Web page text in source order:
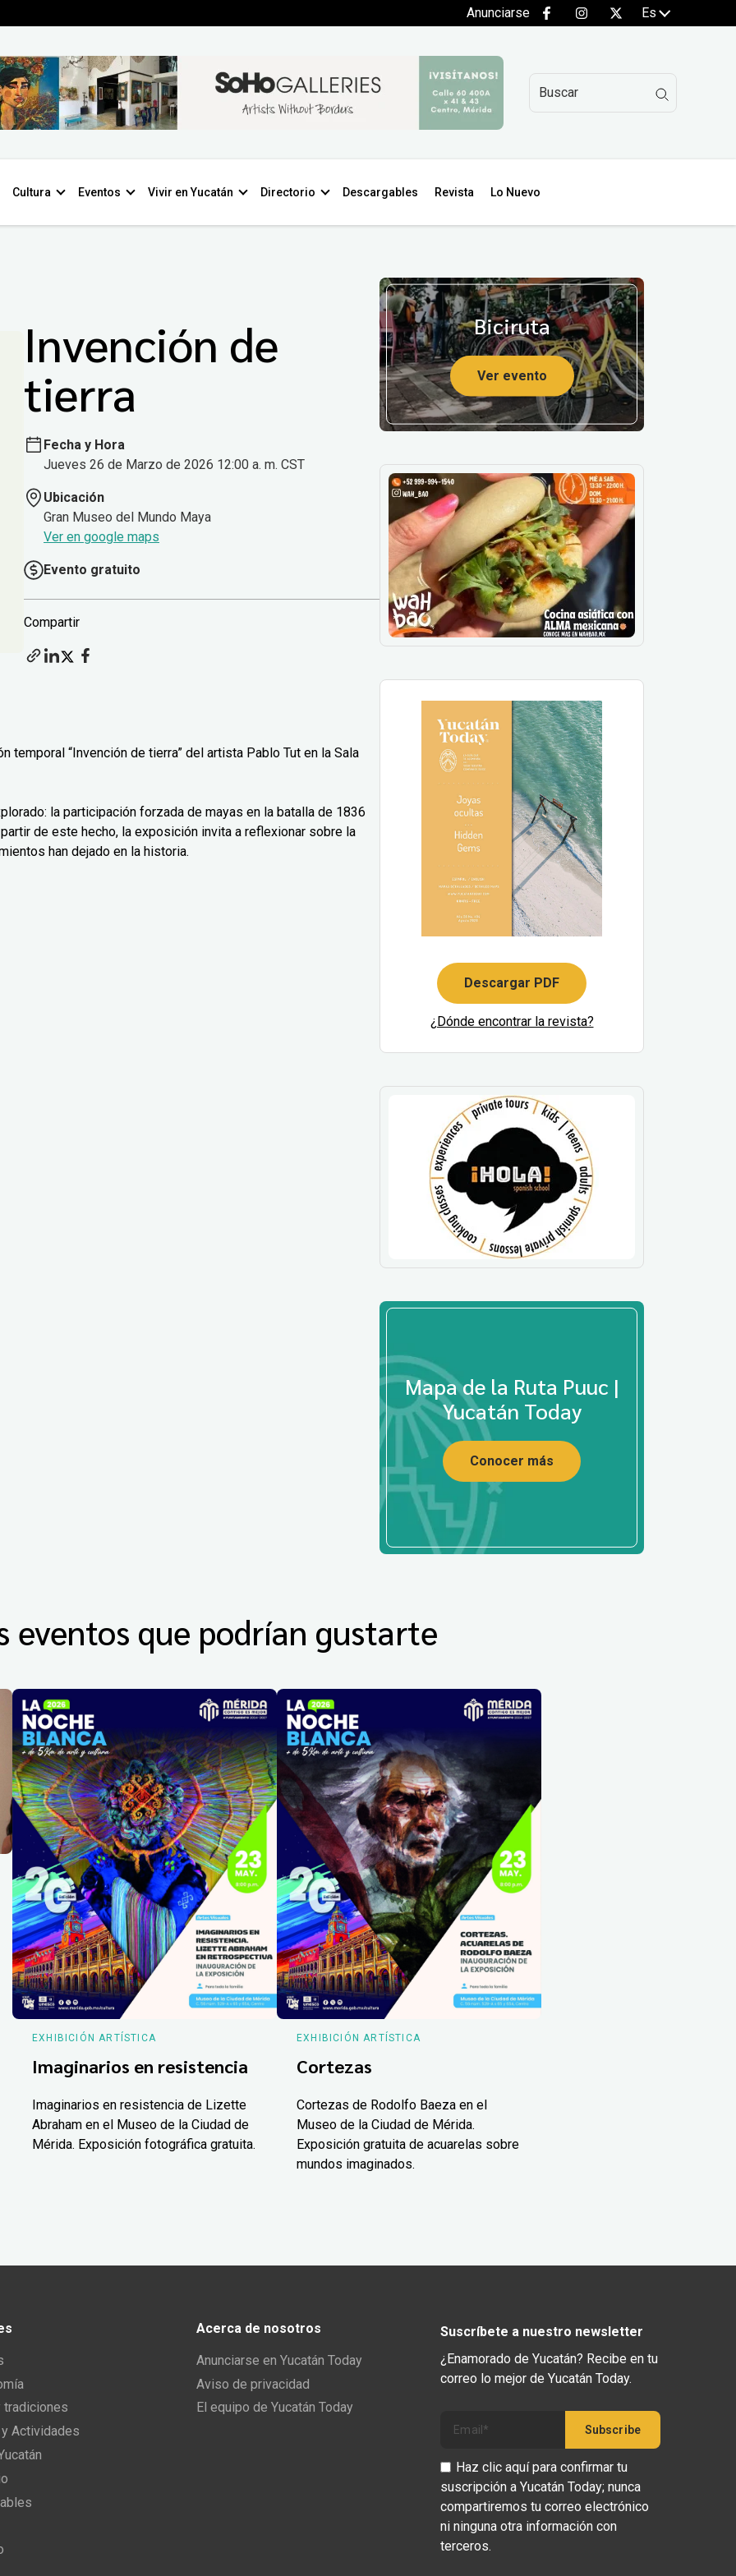
Anunciarse Es
Cultura Eventos Vivir en Yucatán Directorio Descargables Revista Lo Nuevo
Invención de
tierra
Fecha y Hora
Jueves 26 de Marzo de 2026 12:00 a. m. CST
Ubicación
Gran Museo del Mundo Maya
Ver en google maps
Evento gratuito
Compartir
“Invención de tierra” del artista Pablo Tut en la Sala
la participación forzada de mayas en la batalla de 1836
de este hecho, la exposición invita a reflexionar sobre la
han dejado en la historia.
Biciruta
Ver evento
Descargar PDF
¿Dónde encontrar la revista?
Mapa de la Ruta Puuc |
Yucatán Today
Conocer más
eventos que podrían gustarte
EXHIBICIÓN ARTÍSTICA
Imaginarios en resistencia
Imaginarios en resistencia de Lizette
Abraham en el Museo de la Ciudad de
Mérida. Exposición fotográfica gratuita.
EXHIBICIÓN ARTÍSTICA
Cortezas
Cortezas de Rodolfo Baeza en el
Museo de la Ciudad de Mérida.
Exposición gratuita de acuarelas sobre
mundos imaginados.
tradiciones
Actividades
Acerca de nosotros
Anunciarse en Yucatán Today
Aviso de privacidad
El equipo de Yucatán Today
Suscríbete a nuestro newsletter
¿Enamorado de Yucatán? Recibe en tu
correo lo mejor de Yucatán Today.
Haz clic aquí para confirmar tu
suscripción a Yucatán Today; nunca
compartiremos tu correo electrónico
ni ninguna otra información con
terceros.